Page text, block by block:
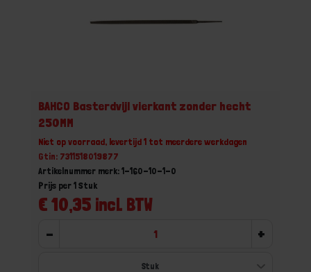
BAHCO Basterdvijl vierkant zonder hecht
250MM
Niet op voorraad, levertijd 1 tot meerdere werkdagen
Gtin: 7311518019877
Artikelnummer merk: 1-160-10-1-0
€ 10,35 incl. BTW
Prijs per 1 Stuk
- +